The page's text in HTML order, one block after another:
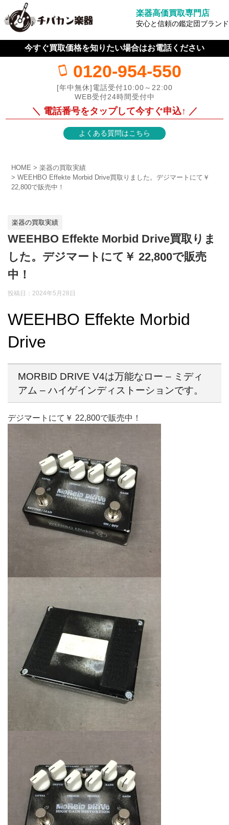
楽器高価買取専門店
安心と信頼の鑑定団ブランド
今すぐ買取価格を知りたい場合はお電話ください
0120-954-550
[年中無休]電話受付10:00～22:00
WEB受付24時間受付中
＼ 電話番号をタップして今すぐ申込↑ ／
よくある質問はこちら
HOME
楽器の買取実績
WEEHBO Effekte Morbid Drive買取りました。デジマートにて￥
22,800で販売中！
楽器の買取実績
WEEHBO Effekte Morbid Drive買取りま
した。デジマートにて￥ 22,800で販売
中！
投稿日：2024年5月28日
WEEHBO Effekte Morbid
Drive
MORBID DRIVE V4は万能なロー – ミディ
アム – ハイゲインディストーションです。
デジマートにて￥ 22,800で販売中！